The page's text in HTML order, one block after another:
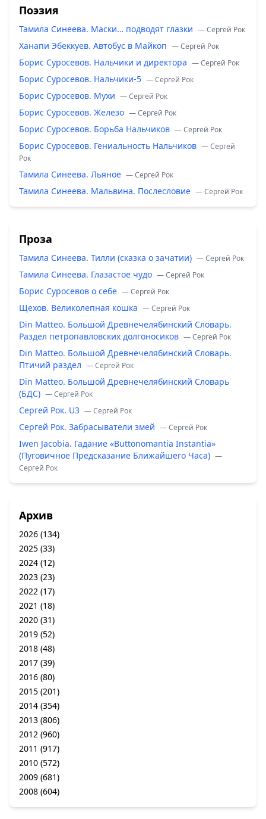
Поэзия
Тамила Синеева. Маски… подводят глазки — Сергей Рок
Ханапи Эбеккуев. Автобус в Майкоп — Сергей Рок
Борис Суросевов. Нальчики и директора — Сергей Рок
Борис Суросевов. Нальчики-5 — Сергей Рок
Борис Суросевов. Мухи — Сергей Рок
Борис Суросевов. Железо — Сергей Рок
Борис Суросевов. Борьба Нальчиков — Сергей Рок
Борис Суросевов. Гениальность Нальчиков — Сергей
Рок
Тамила Синеева. Льяное — Сергей Рок
Тамила Синеева. Мальвина. Послесловие — Сергей Рок
Проза
Тамила Синеева. Тилли (сказка о зачатии) — Сергей Рок
Тамила Синеева. Глазастое чудо — Сергей Рок
Борис Суросевов о себе — Сергей Рок
Щехов. Великолепная кошка — Сергей Рок
Din Matteo. Большой Древнечелябинский Словарь.
Раздел петропавловских долгоносиков — Сергей Рок
Din Matteo. Большой Древнечелябинский Словарь.
Птичий раздел — Сергей Рок
Din Matteo. Большой Древнечелябинский Словарь
(БДС) — Сергей Рок
Сергей Рок. U3 — Сергей Рок
Сергей Рок. Забрасыватели змей — Сергей Рок
Iwen Jacobia. Гадание «Buttonomantia Instantia»
(Пуговичное Предсказание Ближайшего Часа) —
Сергей Рок
Архив
2026 (134)
2025 (33)
2024 (12)
2023 (23)
2022 (17)
2021 (18)
2020 (31)
2019 (52)
2018 (48)
2017 (39)
2016 (80)
2015 (201)
2014 (354)
2013 (806)
2012 (960)
2011 (917)
2010 (572)
2009 (681)
2008 (604)